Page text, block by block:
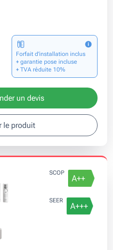
Forfait d’installation inclus
+ garantie pose incluse
+ TVA réduite 10%
un devis
le produit
SCOP
SEER